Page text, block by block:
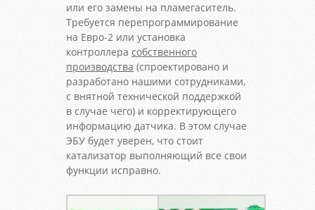
или его замены на пламегаситель.
Требуется перепрограммирование
на Евро-2 или установка
контроллера собственного
производства (спроектировано и
разработано нашими сотрудниками,
с внятной технической поддержкой
в случае чего) и корректирующего
информацию датчика. В этом случае
ЭБУ будет уверен, что стоит
катализатор выполняющий все свои
функции исправно.